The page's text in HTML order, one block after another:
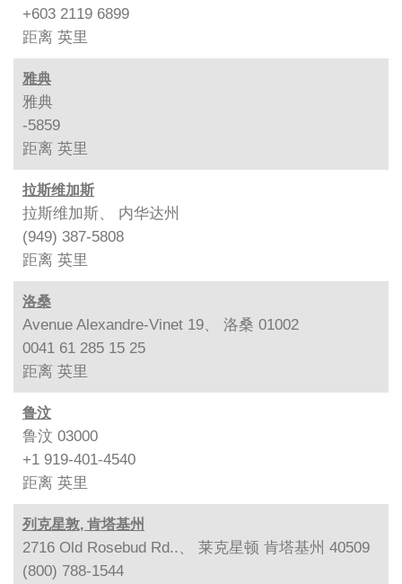
+603 2119 6899
距离 英里
雅典
雅典
-5859
距离 英里
拉斯维加斯
拉斯维加斯、 内华达州
(949) 387-5808
距离 英里
洛桑
Avenue Alexandre-Vinet 19、 洛桑 01002
0041 61 285 15 25
距离 英里
鲁汶
鲁汶 03000
+1 919-401-4540
距离 英里
列克星敦, 肯塔基州
2716 Old Rosebud Rd..、 莱克星顿 肯塔基州 40509
(800) 788-1544